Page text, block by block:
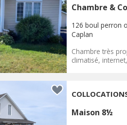
Chambre &
126 boul perron
Caplan
Chambre très
climatisé,
Maison 8½